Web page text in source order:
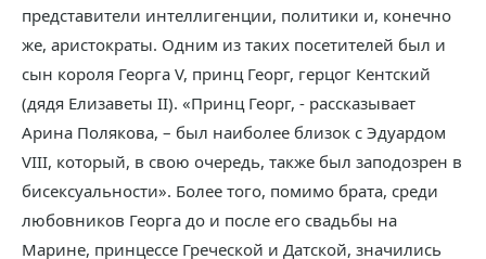
представители интеллигенции, политики и, конечно
же, аристократы. Одним из таких посетителей был и
сын короля Георга V, принц Георг, герцог Кентский
(дядя Елизаветы II). «Принц Георг, - рассказывает
Арина Полякова, – был наиболее близок с Эдуардом
VIII, который, в свою очередь, также был заподозрен в
бисексуальности». Более того, помимо брата, среди
любовников Георга до и после его свадьбы на
Марине, принцессе Греческой и Датской, значились